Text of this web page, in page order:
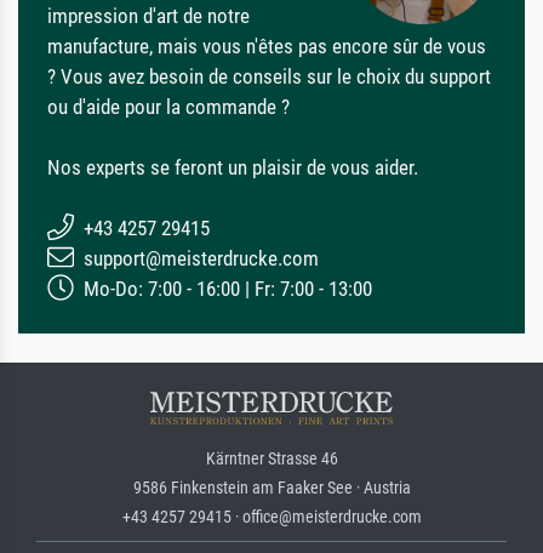
impression d'art de notre
manufacture, mais vous n'êtes pas encore sûr de vous
? Vous avez besoin de conseils sur le choix du support
ou d'aide pour la commande ?
Nos experts se feront un plaisir de vous aider.
+43 4257 29415
support@meisterdrucke.com
Mo-Do: 7:00 - 16:00 | Fr: 7:00 - 13:00
Kärntner Strasse 46
9586 Finkenstein am Faaker See · Austria
+43 4257 29415 · office@meisterdrucke.com